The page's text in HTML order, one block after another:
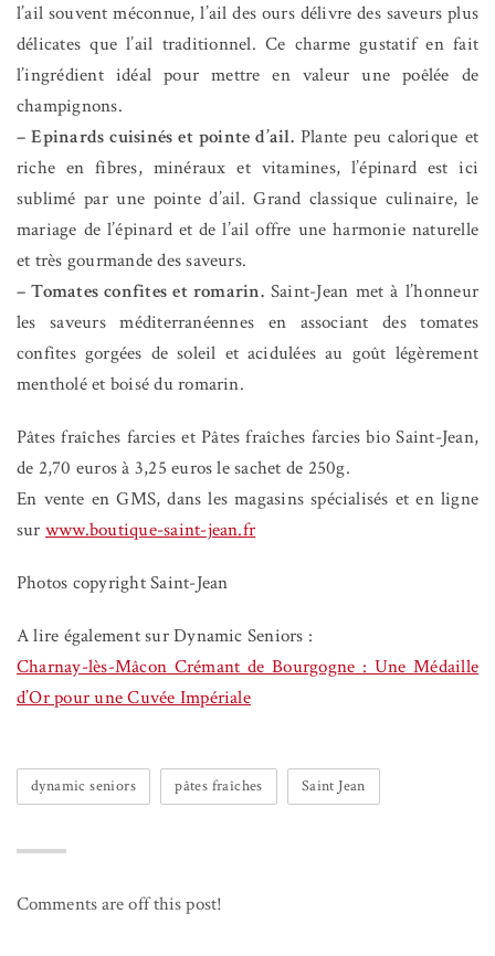
l’ail souvent méconnue, l’ail des ours délivre des saveurs plus
délicates que l’ail traditionnel. Ce charme gustatif en fait
l’ingrédient idéal pour mettre en valeur une poêlée de
champignons.
– Epinards cuisinés et pointe d’ail.Plante peu calorique et
riche en fibres, minéraux et vitamines, l’épinard est ici
sublimé par une pointe d’ail. Grand classique culinaire, le
mariage de l’épinard et de l’ail offre une harmonie naturelle
et très gourmande des saveurs.
– Tomates confites et romarin.Saint-Jean met à l’honneur
les saveurs méditerranéennes en associant des tomates
confites gorgées de soleil et acidulées au goût légèrement
mentholé et boisé du romarin.
Pâtes fraîches farcies et Pâtes fraîches farcies bio Saint-Jean,
de 2,70 euros à 3,25 euros le sachet de 250g.
En vente en GMS, dans les magasins spécialisés et en ligne
sur www.boutique-saint-jean.fr
Photos copyright Saint-Jean
A lire également sur Dynamic Seniors :
Charnay-lès-Mâcon Crémant de Bourgogne : Une Médaille
d’Or pour une Cuvée Impériale
dynamic seniors pâtes fraîches Saint Jean
Comments are off this post!